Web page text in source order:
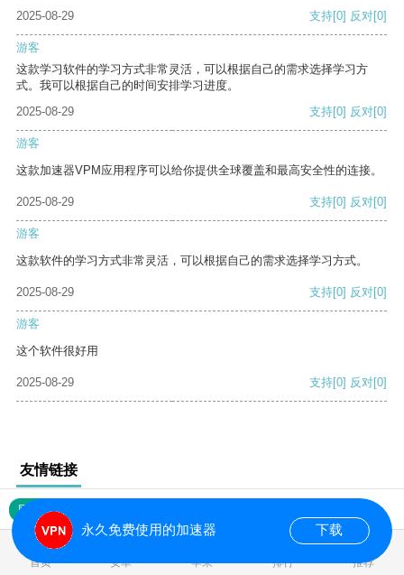
2025-08-29 支持[0] 反对[0]
游客
这款学习软件的学习方式非常灵活，可以根据自己的需求选择学习方
式。我可以根据自己的时间安排学习进度。
2025-08-29
支持[0] 反对[0]
游客
这款加速器VPM应用程序可以给你提供全球覆盖和最高安全性的连接。
2025-08-29 支持[0] 反对[0]
游客
这款软件的学习方式非常灵活，可以根据自己的需求选择学习方式。
2025-08-29 支持[0] 反对[0]
游客
这个软件很好用
2025-08-29 支持[0] 反对[0]
友情链接
网站地图
首页 安卓 苹果 排行 推荐
永久免费使用的加速器 下载
0.016434s